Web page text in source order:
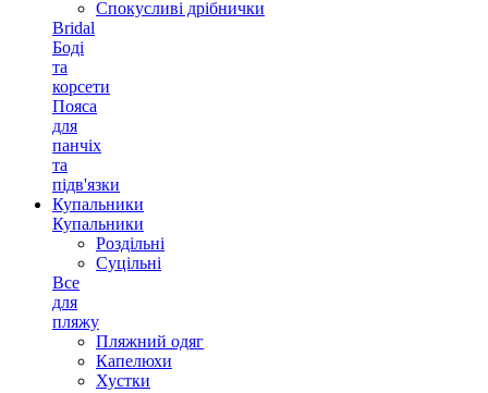
Спокусливі дрібнички
Bridal
Боді
та
корсети
Пояса
для
панчіх
та
підв'язки
Купальники
Купальники
Роздільні
Суцільні
Все
для
пляжу
Пляжний одяг
Капелюхи
Хустки